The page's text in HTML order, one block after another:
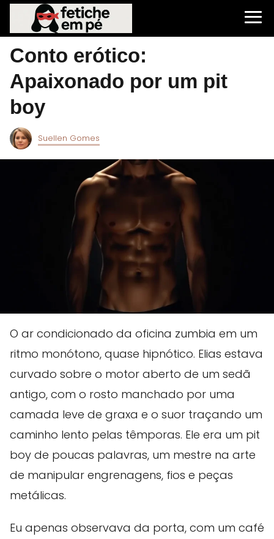
Conto erótico:
Apaixonado por um pit
boy
Suellen Gomes
O ar condicionado da oficina zumbia em um
ritmo monótono, quase hipnótico. Elias estava
curvado sobre o motor aberto de um sedã
antigo, com o rosto manchado por uma
camada leve de graxa e o suor traçando um
caminho lento pelas têmporas. Ele era um pit
boy de poucas palavras, um mestre na arte
de manipular engrenagens, fios e peças
metálicas.
Eu apenas observava da porta, com um café